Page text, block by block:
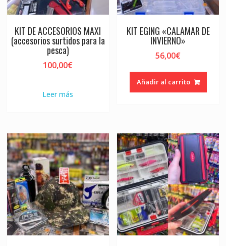
KIT DE ACCESORIOS MAXI
(accesorios surtidos para la
pesca)
100,00€
Leer más
KIT EGING «CALAMAR DE
INVIERNO»
56,00€
Añadir al carrito